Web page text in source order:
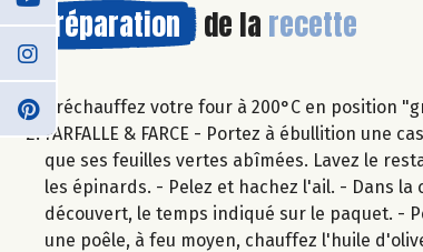
Préparation de la recette
Préchauffez votre four à 200°C en position
FARFALLE & FARCE - Portez à ébullition une
que ses feuilles vertes abîmées. Lavez le
les épinards. - Pelez et hachez l'ail. - Dans
découvert, le temps indiqué sur le paquet. -
une poêle, à feu moyen, chauffez l'huile